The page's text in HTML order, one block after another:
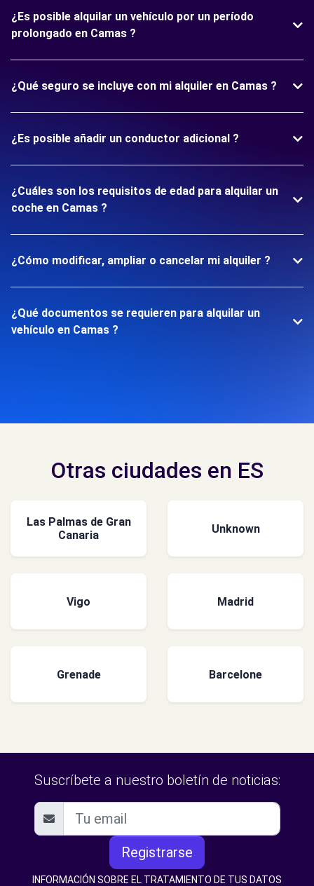
¿Es posible alquilar un vehículo por un período
prolongado en Camas ?
¿Qué seguro se incluye con mi alquiler en Camas ?
¿Es posible añadir un conductor adicional ?
¿Cuáles son los requisitos de edad para alquilar un
coche en Camas ?
¿Cómo modificar, ampliar o cancelar mi alquiler ?
¿Qué documentos se requieren para alquilar un
vehículo en Camas ?
Otras ciudades en ES
Las Palmas de Gran
Canaria
Unknown
Vigo Madrid
Grenade Barcelone
Suscríbete a nuestro boletín de noticias:
Registrarse
INFORMACIÓN SOBRE EL TRATAMIENTO DE TUS DATOS